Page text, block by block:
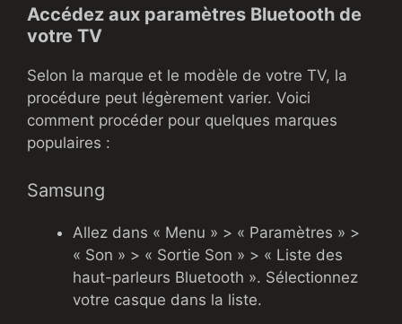
Accédez aux paramètres Bluetooth de
votre TV
Selon la marque et le modèle de votre TV, la
procédure peut légèrement varier. Voici
comment procéder pour quelques marques
populaires :
Samsung
Allez dans « Menu » > « Paramètres » >
« Son » > « Sortie Son » > « Liste des
haut-parleurs Bluetooth ». Sélectionnez
votre casque dans la liste.